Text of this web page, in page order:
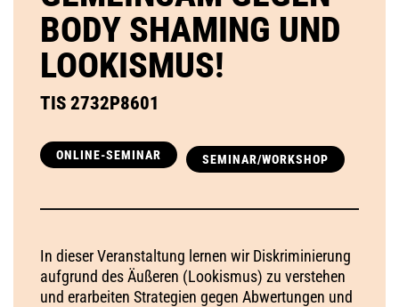
BODY SHAMING UND
LOOKISMUS!
TIS 2732P8601
ONLINE-SEMINAR SEMINAR/WORKSHOP
In dieser Veranstaltung lernen wir Diskriminierung
aufgrund des Äußeren (Lookismus) zu verstehen
und erarbeiten Strategien gegen Abwertungen und